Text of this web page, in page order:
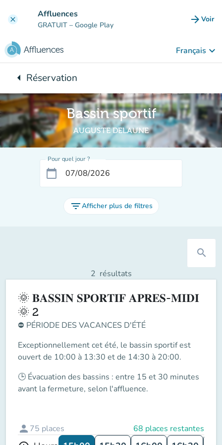
clear Affluences
GRATUIT – Google Play arrow_forward Voir
Français keyboard_arrow_down
arrow_leftRetour à :
Réservation
Bassin sportif
AUGUSTE DELAUNE
Pour quel jour ?
calendar_today
filter_listAfficher plus de filtres
search
2 résultats
🌞 𝐁𝐀𝐒𝐒𝐈𝐍 𝐒𝐏𝐎𝐑𝐓𝐈𝐅 𝐀𝐏𝐑𝐄𝐒-𝐌𝐈𝐃𝐈
🌞 2
⛔ PÉRIODE DES VACANCES D'ÉTÉ
Exceptionnellement cet été, le bassin sportifest
ouvert de 10:00 à 13:30 et de 14:30 à 20:00.
🕒 Évacuation des bassins : entre 15 et 30 minutes
avant la fermeture, selon l'affluence.
person 75 places 68 places restantes